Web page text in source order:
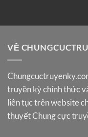
VỀ
truyền kỳ chính thức
liên tục trên website
thuyết Chung cực